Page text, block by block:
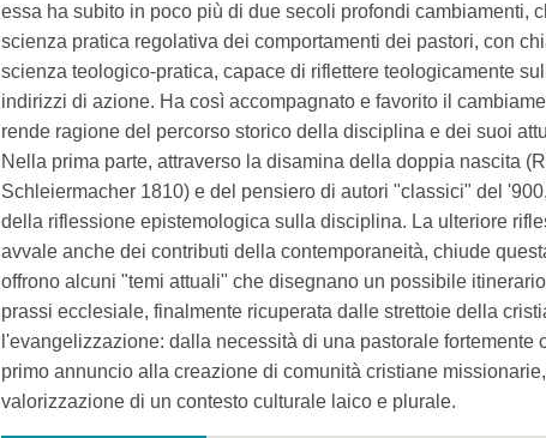
essa ha subito in poco più di due secoli profondi cambiamenti,
scienza pratica regolativa dei comportamenti dei pastori, con
scienza teologico-pratica, capace di riflettere teologicamente
indirizzi di azione. Ha così accompagnato e favorito il
rende ragione del percorso storico della disciplina e dei suoi
Nella prima parte, attraverso la disamina della doppia nascita
Schleiermacher 1810) e del pensiero di autori "classici" del
della riflessione epistemologica sulla disciplina. La ulteriore
avvale anche dei contributi della contemporaneità, chiude
offrono alcuni "temi attuali" che disegnano un possibile
prassi ecclesiale, finalmente ricuperata dalle strettoie della
l'evangelizzazione: dalla necessità di una pastorale fortemente
primo annuncio alla creazione di comunità cristiane
valorizzazione di un contesto culturale laico e plurale.